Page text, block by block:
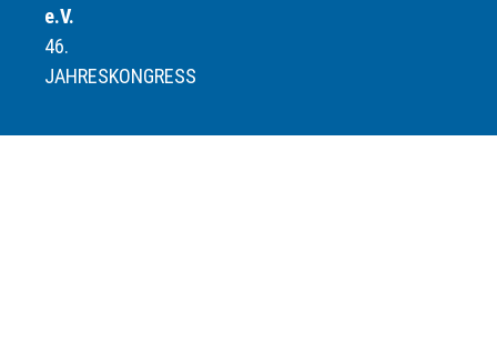
e.V.
46.
JAHRESKONGRESS